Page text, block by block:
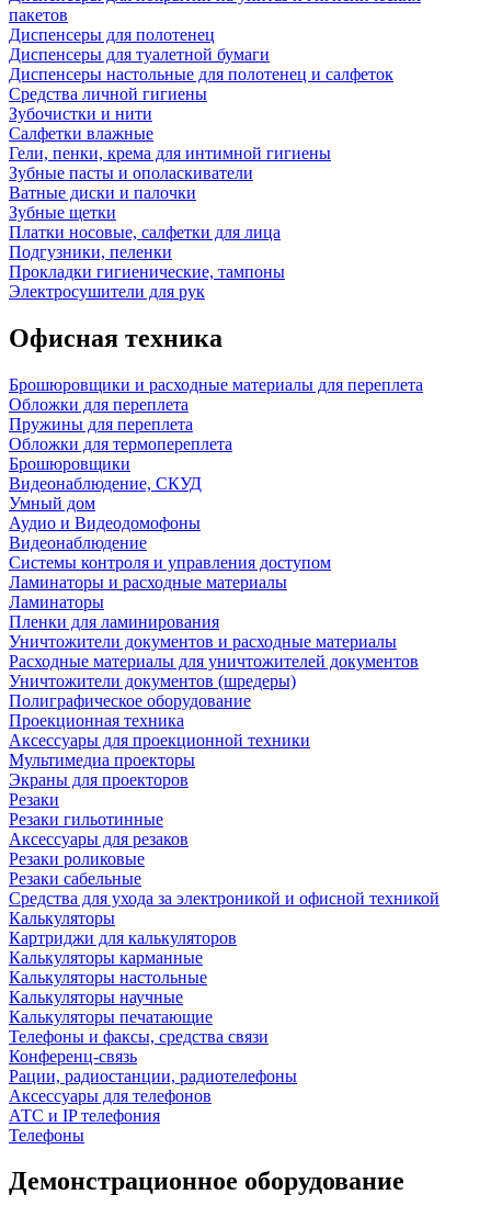
пакетов
Диспенсеры для полотенец
Диспенсеры для туалетной бумаги
Диспенсеры настольные для полотенец и салфеток
Средства личной гигиены
Зубочистки и нити
Салфетки влажные
Гели, пенки, крема для интимной гигиены
Зубные пасты и ополаскиватели
Ватные диски и палочки
Зубные щетки
Платки носовые, салфетки для лица
Подгузники, пеленки
Прокладки гигиенические, тампоны
Электросушители для рук
Офисная техника
Брошюровщики и расходные материалы для переплета
Обложки для переплета
Пружины для переплета
Обложки для термопереплета
Брошюровщики
Видеонаблюдение, СКУД
Умный дом
Аудио и Видеодомофоны
Видеонаблюдение
Системы контроля и управления доступом
Ламинаторы и расходные материалы
Ламинаторы
Пленки для ламинирования
Уничтожители документов и расходные материалы
Расходные материалы для уничтожителей документов
Уничтожители документов (шредеры)
Полиграфическое оборудование
Проекционная техника
Аксессуары для проекционной техники
Мультимедиа проекторы
Экраны для проекторов
Резаки
Резаки гильотинные
Аксессуары для резаков
Резаки роликовые
Резаки сабельные
Средства для ухода за электроникой и офисной техникой
Калькуляторы
Картриджи для калькуляторов
Калькуляторы карманные
Калькуляторы настольные
Калькуляторы научные
Калькуляторы печатающие
Телефоны и факсы, средства связи
Конференц-связь
Рации, радиостанции, радиотелефоны
Аксессуары для телефонов
АТС и IP телефония
Телефоны
Демонстрационное оборудование